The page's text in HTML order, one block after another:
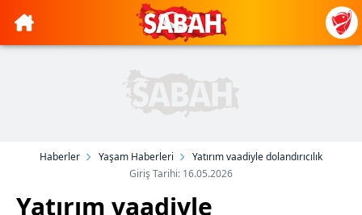
Haberler Yaşam Haberleri
Yatırım vaadiyle dolandırıcılık
Giriş Tarihi: 16.05.2026
Yatırım vaadiyle